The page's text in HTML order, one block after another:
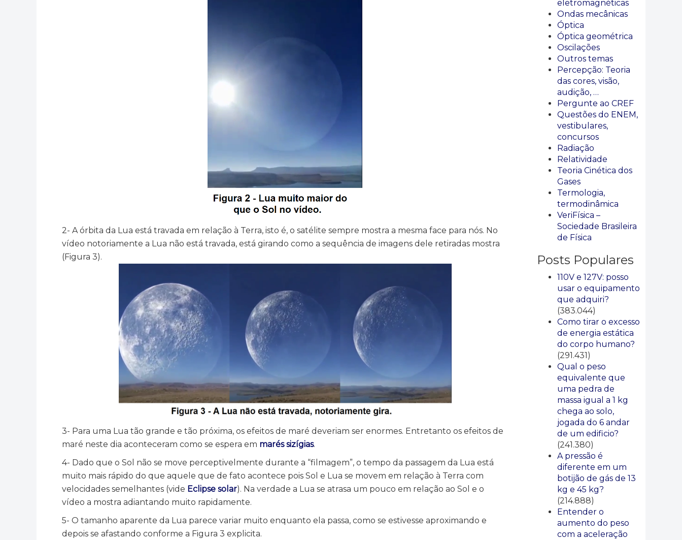
2- A órbita da Lua está travada em relação à Terra, isto é, o satélite sempre mostra a mesma face para nós. No
vídeo notoriamente a Lua não está travada, está girando como a sequência de imagens dele retiradas mostra
(Figura 3).
3- Para uma Lua tão grande e tão próxima, os efeitos de maré deveriam ser enormes. Entretanto os efeitos de
maré neste dia aconteceram como se espera em marés sizígias.
4- Dado que o Sol não se move perceptivelmente durante a “filmagem”, o tempo da passagem da Lua está
muito mais rápido do que aquele que de fato acontece pois Sol e Lua se movem em relação à Terra com
velocidades semelhantes (vide Eclipse solar). Na verdade a Lua se atrasa um pouco em relação ao Sol e o
vídeo a mostra adiantando muito rapidamente.
5- O tamanho aparente da Lua parece variar muito enquanto ela passa, como se estivesse aproximando e
depois se afastando conforme a Figura 3 explicita.
eletromagnéticas
Ondas mecânicas
Óptica
Óptica geométrica
Oscilações
Outros temas
Percepção: Teoria
das cores, visão,
audição, …
Pergunte ao CREF
Questões do ENEM,
vestibulares,
concursos
Radiação
Relatividade
Teoria Cinética dos
Gases
Termologia,
termodinâmica
VeriFísica –
Sociedade Brasileira
de Física
Posts Populares
110V e 127V: posso
usar o equipamento
que adquiri?
(383.044)
Como tirar o excesso
de energia estática
do corpo humano?
(291.431)
Qual o peso
equivalente que
uma pedra de
massa igual a 1 kg
chega ao solo,
jogada do 6 andar
de um edificio?
(241.380)
A pressão é
diferente em um
botijão de gás de 13
kg e 45 kg?
(214.888)
Entender o
aumento do peso
com a aceleração